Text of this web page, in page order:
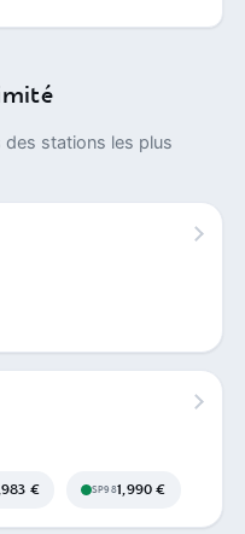
stations les plus
€ SP981,990 €